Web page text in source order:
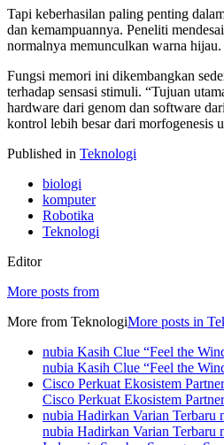
Tapi keberhasilan paling penting
dan kemampuannya. Peneliti
normalnya memunculkan warna
Fungsi memori ini dikembangkan
terhadap sensasi stimuli. “Tujuan
hardware dari genom dan software
kontrol lebih besar dari morfogenesis
Published in Teknologi
biologi
komputer
Robotika
Teknologi
Editor
More posts from
More from TeknologiMore posts in
nubia Kasih Clue “Feel the
nubia Kasih Clue “Feel the
Cisco Perkuat Ekosistem
Cisco Perkuat Ekosistem
nubia Hadirkan Varian
nubia Hadirkan Varian